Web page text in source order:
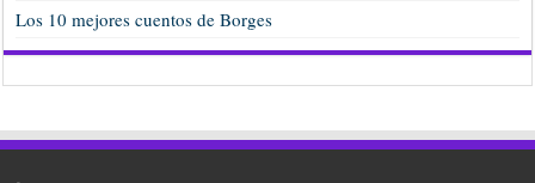
Los 10 mejores cuentos de Borges